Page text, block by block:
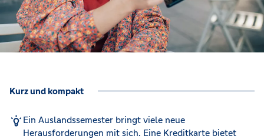
Kurz und kompakt
Ein Auslandssemester bringt viele neue
Herausforderungen mit sich. Eine Kreditkarte bietet